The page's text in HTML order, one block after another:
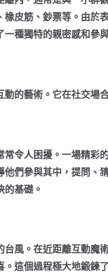
皮筋、鈔票等。由
種獨特的親密感和參
的藝術。它在社交場
令人困擾。一場精
們參與其中，提問
基礎。
風。在近距離互動
這個過程極大地鍛